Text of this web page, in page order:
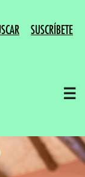
SUSCRÍBETE
☰